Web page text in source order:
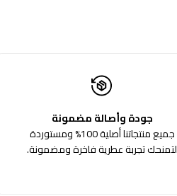
جودة وأصالة مضمونة
جميع منتجاتنا أصلية 100% ومستوردة
لتمنحك تجربة عطرية فاخرة ومضمونة.